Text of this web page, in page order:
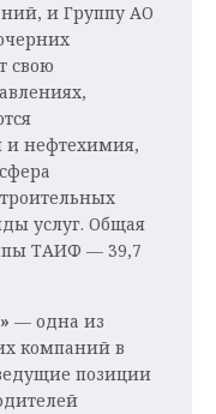
и Группу АО
свою
и нефтехимия,
услуг. Общая
ТАИФ — 39,7
— одна из
компаний в
позиции